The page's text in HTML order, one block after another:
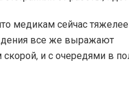
медикам сейчас
все же выражают
и с очередями в